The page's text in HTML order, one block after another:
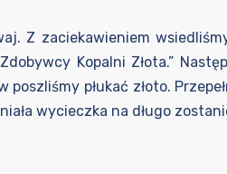
Z zaciekawieniem
Kopalni Złota.”
płukać złoto.
wycieczka na długo